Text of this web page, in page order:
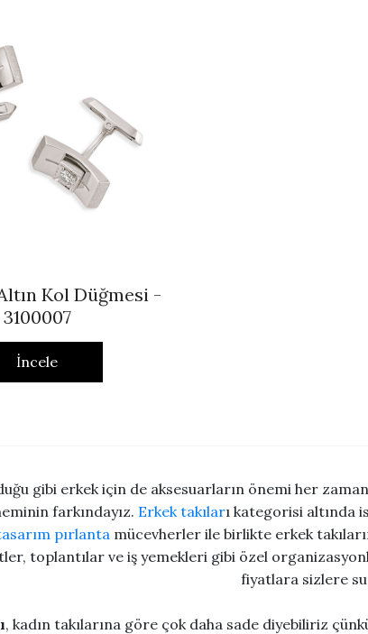
Kol Düğmesi -
3100007
İncele
gibi erkek için de aksesuarların önemi her
farkındayız. Erkek takıları kategorisi altında
pırlanta mücevherler ile birlikte erkek
toplantılar ve iş yemekleri gibi özel
fiyatlara sizlere
, kadın takılarına göre çok daha sade diyebiliriz